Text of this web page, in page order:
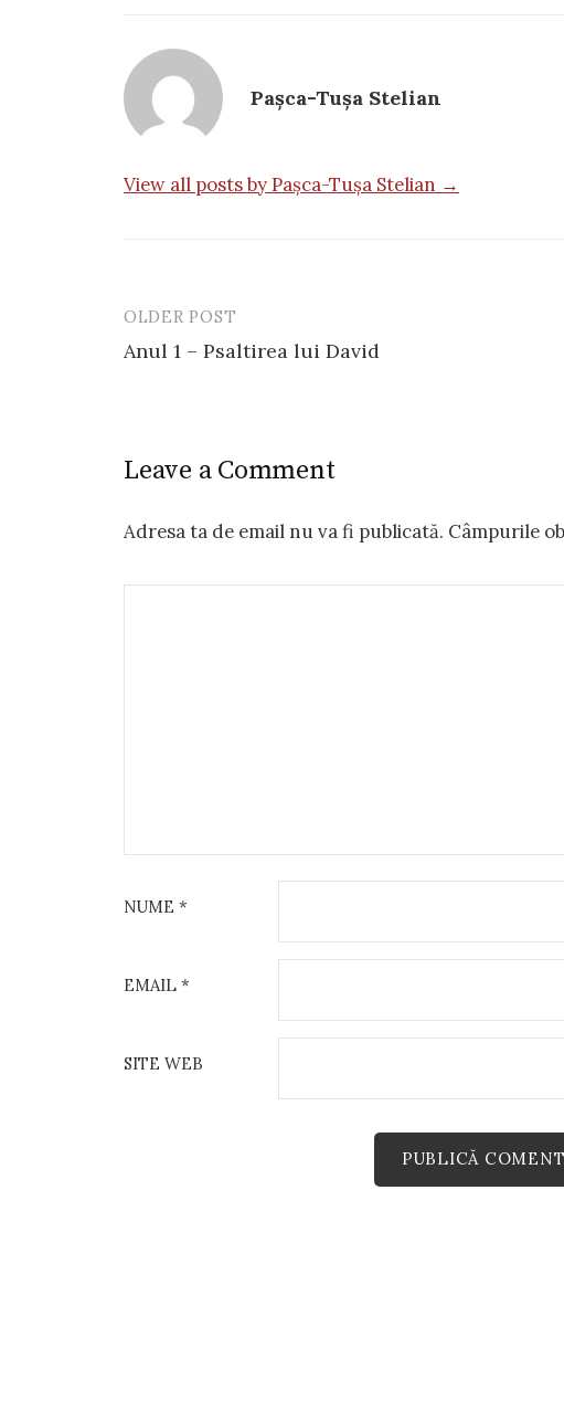
Pașca-Tușa Stelian
View all posts by Pașca-Tușa Stelian →
Post
navigation
OLDER POST
Anul 1 – Psaltirea lui David
Leave a Comment
Adresa ta de email nu va fi publicată. Câmpurile
NUME *
EMAIL *
SITE WEB